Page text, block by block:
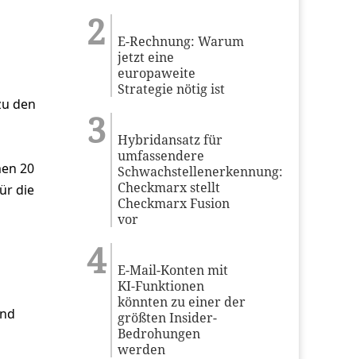
den
20
die
E-Rechnung: Warum
jetzt eine
europaweite
Strategie nötig ist
Hybridansatz für
umfassendere
Schwachstellenerkennung:
Checkmarx stellt
Checkmarx Fusion
vor
E-Mail-Konten mit
KI-Funktionen
könnten zu einer der
größten Insider-
Bedrohungen
werden